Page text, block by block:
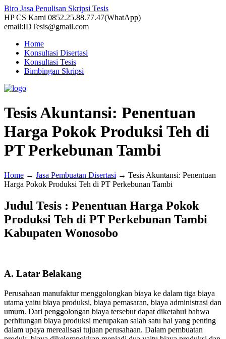
Biro Jasa Penulisan Skripsi Tesis
HP CS Kami 0852.25.88.77.47(WhatApp)
email:IDTesis@gmail.com
Home
Konsultasi Disertasi
Konsultasi Tesis
Bimbingan Skripsi
Tesis Akuntansi: Penentuan
Harga Pokok Produksi Teh di
PT Perkebunan Tambi
Home → Jasa Pembuatan Disertasi → Tesis Akuntansi: Penentuan
Harga Pokok Produksi Teh di PT Perkebunan Tambi
Judul Tesis : Penentuan Harga Pokok
Produksi Teh di PT Perkebunan Tambi
Kabupaten Wonosobo
A. Latar Belakang
Perusahaan manufaktur menggolongkan biaya ke dalam tiga biaya
utama yaitu biaya produksi, biaya pemasaran, biaya administrasi dan
umum. Dari penggolongan biaya tersebut dapat diketahui bahwa
perhitungan biaya produksi merupakan salah satu hal yang penting
dalam upaya merealisasi tujuan perusahaan. Dalam pembuatan